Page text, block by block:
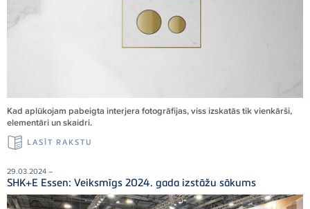
Kad aplūkojam pabeigta interjera fotogrāfijas, viss izskatās tik vienkārši,
elementāri un skaidri.
LASĪT RAKSTU
29.03.2024 –
SHK+E Essen: Veiksmīgs 2024. gada izstāžu sākums